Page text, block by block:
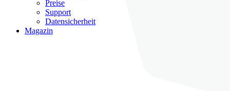
Preise
Support
Datensicherheit
Magazin